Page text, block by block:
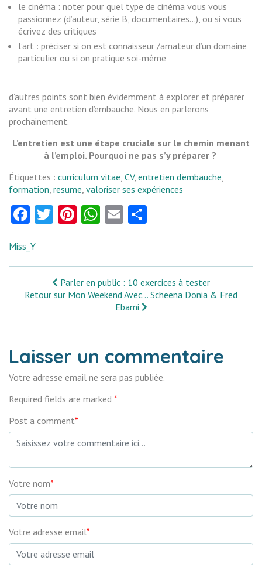
le cinéma : noter pour quel type de cinéma vous vous
passionnez (d’auteur, série B, documentaires…), ou si vous
écrivez des critiques
l’art : préciser si on est connaisseur /amateur d’un domaine
particulier ou si on pratique soi-même
d’autres points sont bien évidemment à explorer et préparer
avant une entretien d’embauche. Nous en parlerons
prochainement.
L’entretien est une étape cruciale sur le chemin menant
à l’emploi. Pourquoi ne pas s’y préparer ?
Étiquettes : curriculum vitae, CV, entretien d'embauche,
formation, resume, valoriser ses expériences
Facebook
Twitter
Pinterest
WhatsApp
Email
Miss_Y
Parler en public : 10 exercices à tester
Retour sur Mon Weekend Avec… Scheena Donia & Fred
Ebami
Laisser un commentaire
Votre adresse email ne sera pas publiée.
Required fields are marked *
Post a comment*
Votre nom*
Votre adresse email*